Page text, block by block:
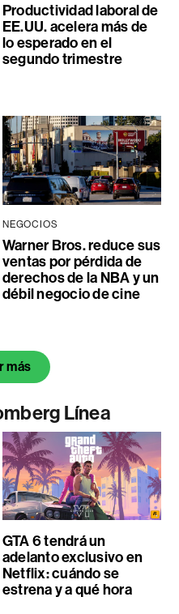
Productividad laboral de
EE.UU. acelera más de
lo esperado en el
segundo trimestre
NEGOCIOS
Warner Bros. reduce sus
ventas por pérdida de
derechos de la NBA y un
débil negocio de cine
más
Línea
GTA 6 tendrá un
adelanto exclusivo en
Netflix: cuándo se
estrena y a qué hora